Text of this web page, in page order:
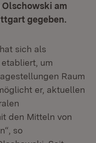
am
gegeben.
sich als
um
Raum
er, aktuellen
den Mitteln von
so